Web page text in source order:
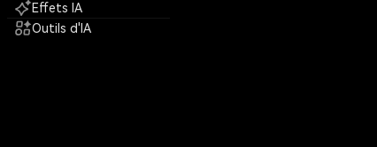
Effets IA
Outils d'IA